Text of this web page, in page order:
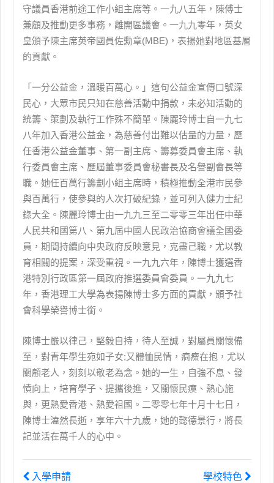
守議員香港前途工作小組主席等。一九八五年，陳傅士
兼顧及推動更多事務，離開區議會。一九九零年，英女
皇頒予陳主席英帝國員佐勳章(MBE)，表揚她對地區基層
的貢獻。
「一分公益金，溫暖百萬心。」這句公益金宣傳口號深
民心，大眾市民只知在慈善活動中捐款，未必知活動的
統籌、策劃及執行工作殊不簡單。陳麗玲博士自一九七
八年加入香港公益金，為慈善付岀難以估量的力量，歷
任香港公益金董事、第一副主席、籌募委員會主席、執
行委員會主席、歷屆董事委員會秘書長及名譽副會長等
職。她任百萬行籌劃小組主席時，積極推動全港市民參
與百萬行，使參與的人次打破紀錄，並可列入健力士紀
錄大全。陳麗玲博士由一九九三至二零零三年岀任中華
人民共和國第八、第九屆中國人民政治協商會議全國委
員，期間持續向中央政府反映意見，克盡己職，尤以教
育相關的提案，深受重視。一九九六年，陳博士獲選香
港特別行政區第一屆政府推選委員會委員。一九九七
年，香港理工大學為表揚陳博士多方面的貢獻，頒予社
會科學榮譽博士銜。
陳博士嚴以律己，堅毅自持，待人至誠，對屬員關懷備
至，對青年學生宛如子女;又體恤民情，痌瘝在抱，尤以
關顧老人，刻刻以敬老為念。她的一生，自強不息、發
憤向上，培育學子、提攜後進，又關懷民瘼、熱心施
與，更熱愛香港、熱愛祖國。二零零七年十月十七日，
陳博士溘然長逝，享年六十九歲，她的懿德景行，將長
記並活在萬千人的心中。
入學申請 學校特色